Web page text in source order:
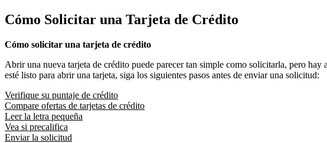
Cómo Solicitar una Tarjeta de Crédito
Cómo solicitar una tarjeta de crédito
Abrir una nueva tarjeta de crédito puede parecer tan simple como solicitarla, pero hay
esté listo para abrir una tarjeta, siga los siguientes pasos antes de enviar una solicitud:
Verifique su puntaje de crédito
Compare ofertas de tarjetas de crédito
Leer la letra pequeña
Vea si precalifica
Enviar la solicitud